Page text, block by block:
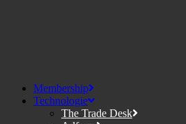
Membership
Technologie
The Trade Desk